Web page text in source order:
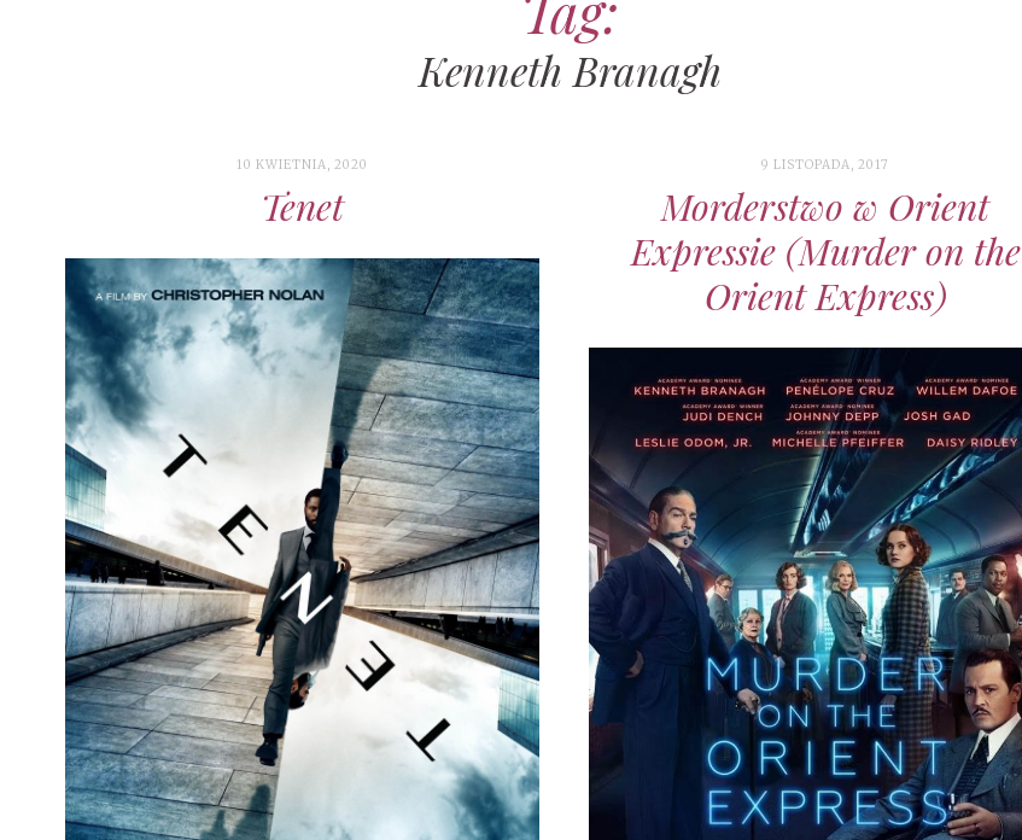
Kenneth Branagh
10 KWIETNIA, 2020
Tenet
9 LISTOPADA, 2017
Morderstwo w Orient
Expressie (Murder on the
Orient Express)